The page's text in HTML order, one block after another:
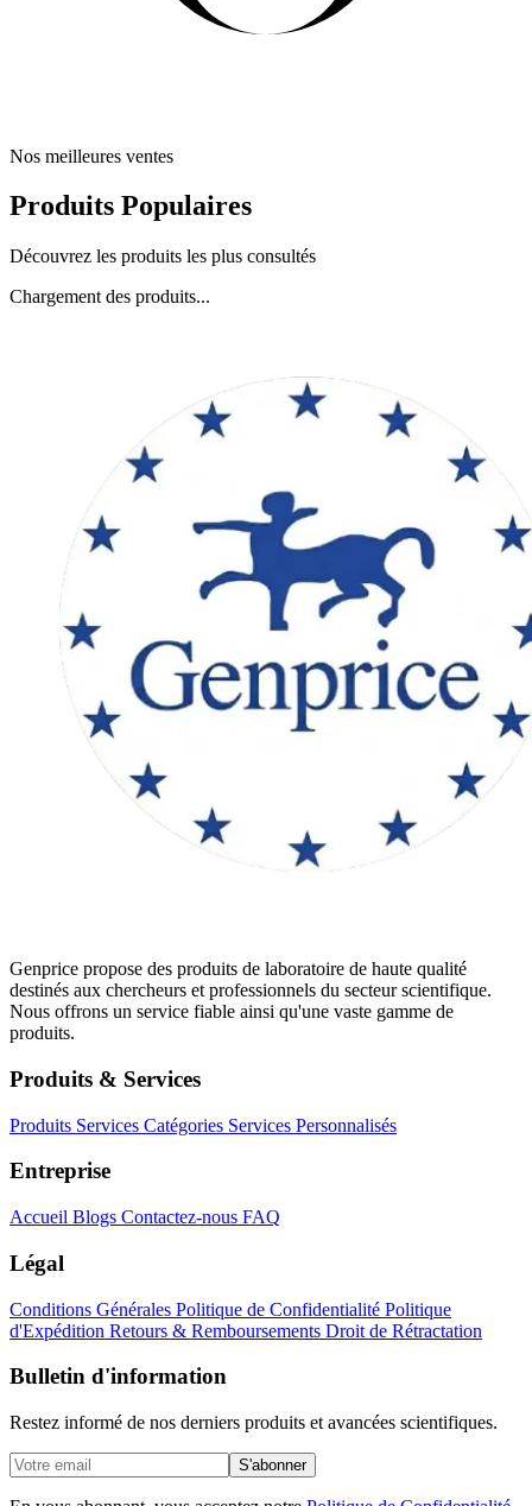
Nos meilleures ventes
Produits Populaires
Découvrez les produits les plus consultés
Chargement des produits...
Genprice propose des produits de laboratoire de haute qualité
destinés aux chercheurs et professionnels du secteur scientifique.
Nous offrons un service fiable ainsi qu'une vaste gamme de
produits.
Produits & Services
Produits Services Catégories Services Personnalisés
Entreprise
Accueil Blogs Contactez-nous FAQ
Légal
Conditions Générales Politique de Confidentialité Politique
d'Expédition Retours & Remboursements Droit de Rétractation
Bulletin d'information
Restez informé de nos derniers produits et avancées scientifiques.
S'abonner